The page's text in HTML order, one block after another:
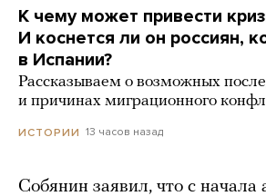
К чему может привести
И коснется ли он россиян,
в Испании?
Рассказываем о возможных
и причинах миграционного
ИСТОРИИ 13 часов назад
Собянин заявил, что с начала